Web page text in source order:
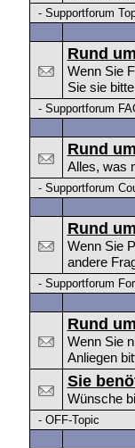
- Supportforum
Rund
Wenn Sie
Sie sie
- Supportforum
Rund
Alles, was
- Supportforum
Rund
Wenn Sie
andere
- Supportforum
Rund
Wenn Sie
Anliegen
Sie
Wünsche
- OFF-Topic